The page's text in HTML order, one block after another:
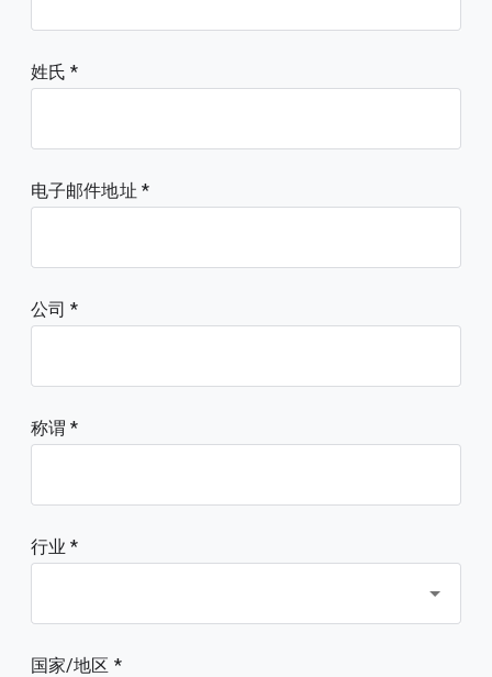
姓氏
电子邮件地址
公司
称谓
行业 *
国家/地区 *